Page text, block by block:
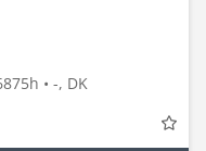
• -, DK